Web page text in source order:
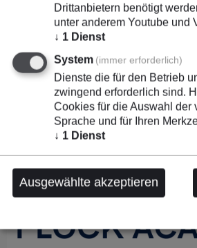
Die Kurssprache ist deutsch.
📧 zur Anmeldung
O-Ton Teilnehmer:
"Vielen Dank für diese sehr
unsere Bedürfnisse
Drittanbietern benötigt
unter anderem Youtube und
↓ 1 Dienst
System (immer erforderlich)
Dienste die für den Betrieb
zwingend erforderlich sind.
Cookies für die Auswahl der
Sprache und für Ihren
↓ 1 Dienst
Ausgewählte akzeptieren